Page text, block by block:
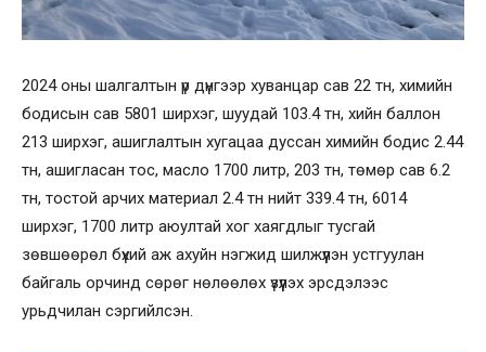
2024 оны шалгалтын үр дүнгээр хуванцар сав 22 тн, химийн
бодисын сав 5801 ширхэг, шуудай 103.4 тн, хийн баллон
213 ширхэг, ашиглалтын хугацаа дуссан химийн бодис 2.44
тн, ашигласан тос, масло 1700 литр, 203 тн, төмөр сав 6.2
тн, тостой арчих материал 2.4 тн нийт 339.4 тн, 6014
ширхэг, 1700 литр аюултай хог хаягдлыг тусгай
зөвшөөрөл бүхий аж ахуйн нэгжид шилжүүлэн устгуулан
байгаль орчинд сөрөг нөлөөлөх үзүүлэх эрсдэлээс
урьдчилан сэргийлсэн.